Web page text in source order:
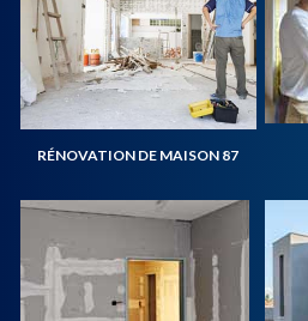
RÉNOVATION DE MAISON 87